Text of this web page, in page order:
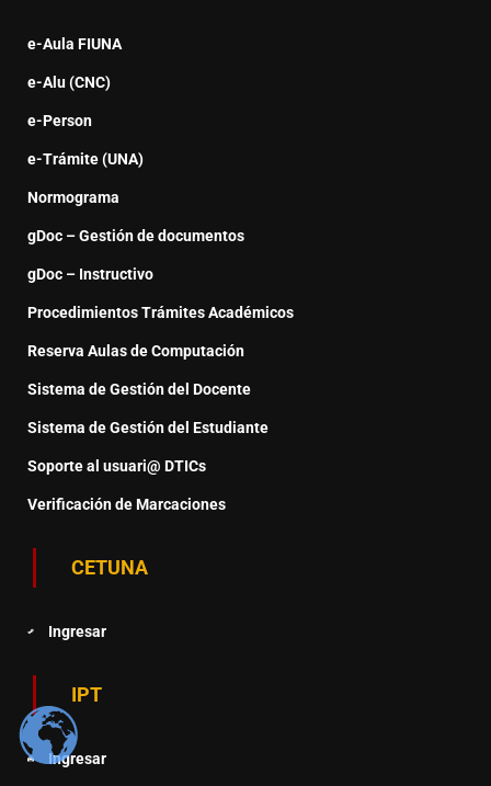
e-Aula FIUNA
e-Alu (CNC)
e-Person
e-Trámite (UNA)
Normograma
gDoc – Gestión de documentos
gDoc – Instructivo
Procedimientos Trámites Académicos
Reserva Aulas de Computación
Sistema de Gestión del Docente
Sistema de Gestión del Estudiante
Soporte al usuari@ DTICs
Verificación de Marcaciones
CETUNA
Ingresar
IPT
Ingresar